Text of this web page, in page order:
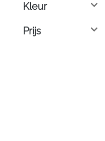
Kleur
Prijs